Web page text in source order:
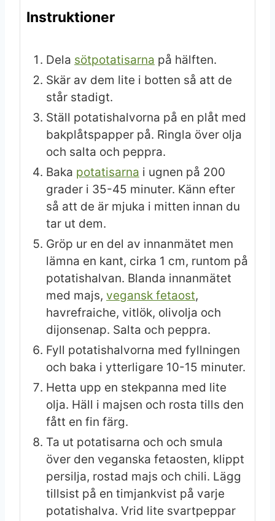
Instruktioner
Dela sötpotatisarna på hälften.
Skär av dem lite i botten så att de
står stadigt.
Ställ potatishalvorna på en plåt med
bakplåtspapper på. Ringla över olja
och salta och peppra.
Baka potatisarna i ugnen på 200
grader i 35-45 minuter. Känn efter
så att de är mjuka i mitten innan du
tar ut dem.
Gröp ur en del av innanmätet men
lämna en kant, cirka 1 cm, runtom på
potatishalvan. Blanda innanmätet
med majs, vegansk fetaost,
havrefraiche, vitlök, olivolja och
dijonsenap. Salta och peppra.
Fyll potatishalvorna med fyllningen
och baka i ytterligare 10-15 minuter.
Hetta upp en stekpanna med lite
olja. Häll i majsen och rosta tills den
fått en fin färg.
Ta ut potatisarna och och smula
över den veganska fetaosten, klippt
persilja, rostad majs och chili. Lägg
tillsist på en timjankvist på varje
potatishalva. Vrid lite svartpeppar